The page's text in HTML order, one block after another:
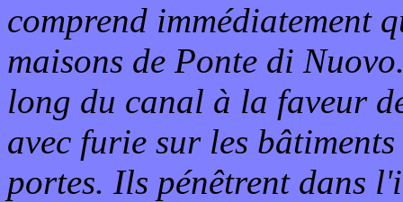
comprend immédiatement
maisons de Ponte di
long du canal à la faveur
avec furie sur les
portes. Ils pénêtrent dans